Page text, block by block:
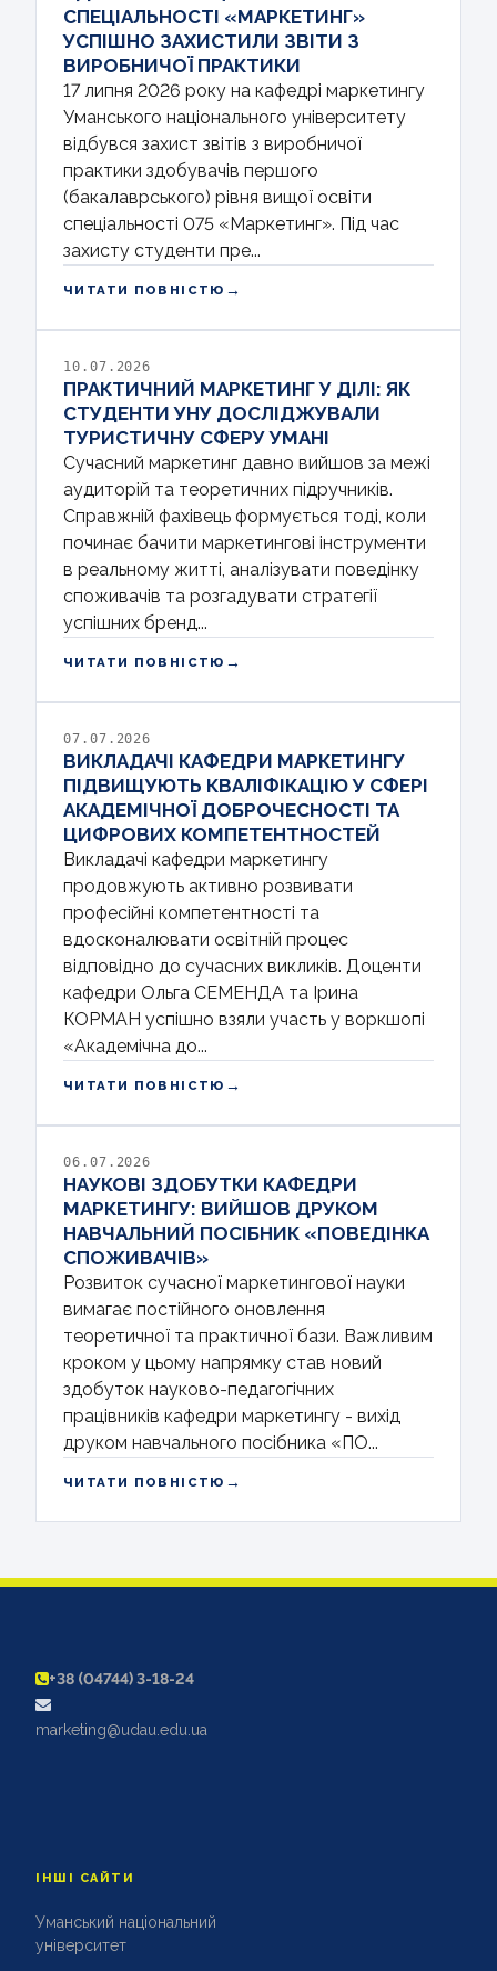
СПЕЦІАЛЬНОСТІ «МАРКЕТИНГ»
УСПІШНО ЗАХИСТИЛИ ЗВІТИ З
ВИРОБНИЧОЇ ПРАКТИКИ
17 липня 2026 року на кафедрі маркетингу
Уманського національного університету
відбувся захист звітів з виробничої
практики здобувачів першого
(бакалаврського) рівня вищої освіти
спеціальності 075 «Маркетинг». Під час
захисту студенти пре...
ЧИТАТИ ПОВНІСТЮ →
10.07.2026
ПРАКТИЧНИЙ МАРКЕТИНГ У ДІЛІ: ЯК
СТУДЕНТИ УНУ ДОСЛІДЖУВАЛИ
ТУРИСТИЧНУ СФЕРУ УМАНІ
Сучасний маркетинг давно вийшов за межі
аудиторій та теоретичних підручників.
Справжній фахівець формується тоді, коли
починає бачити маркетингові інструменти
в реальному житті, аналізувати поведінку
споживачів та розгадувати стратегії
успішних бренд...
ЧИТАТИ ПОВНІСТЮ →
07.07.2026
ВИКЛАДАЧІ КАФЕДРИ МАРКЕТИНГУ
ПІДВИЩУЮТЬ КВАЛІФІКАЦІЮ У СФЕРІ
АКАДЕМІЧНОЇ ДОБРОЧЕСНОСТІ ТА
ЦИФРОВИХ КОМПЕТЕНТНОСТЕЙ
Викладачі кафедри маркетингу
продовжують активно розвивати
професійні компетентності та
вдосконалювати освітній процес
відповідно до сучасних викликів. Доценти
кафедри Ольга СЕМЕНДА та Ірина
КОРМАН успішно взяли участь у воркшопі
«Академічна до...
ЧИТАТИ ПОВНІСТЮ →
06.07.2026
НАУКОВІ ЗДОБУТКИ КАФЕДРИ
МАРКЕТИНГУ: ВИЙШОВ ДРУКОМ
НАВЧАЛЬНИЙ ПОСІБНИК «ПОВЕДІНКА
СПОЖИВАЧІВ»
Розвиток сучасної маркетингової науки
вимагає постійного оновлення
теоретичної та практичної бази. Важливим
кроком у цьому напрямку став новий
здобуток науково-педагогічних
працівників кафедри маркетингу - вихід
друком навчального посібника «ПО...
ЧИТАТИ ПОВНІСТЮ →
+38 (04744) 3-18-24
marketing@udau.edu.ua
ІНШІ САЙТИ
Уманський національний
університет